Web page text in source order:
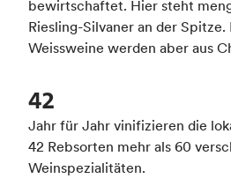
bewirtschaftet. Hier steht
Riesling-Silvaner an der
Weissweine werden aber aus
42
Jahr für Jahr vinifizieren die
42 Rebsorten mehr als 60
Weinspezialitäten.